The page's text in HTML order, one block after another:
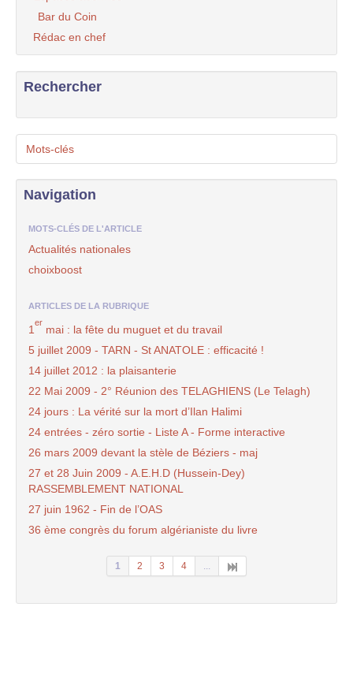
Bar du Coin
Rédac en chef
Rechercher
Mots-clés
Navigation
MOTS-CLÉS DE L'ARTICLE
Actualités nationales
choixboost
ARTICLES DE LA RUBRIQUE
1
er
mai : la fête du muguet et du travail
5 juillet 2009 - TARN - St ANATOLE : efficacité !
14 juillet 2012 : la plaisanterie
22 Mai 2009 - 2° Réunion des TELAGHIENS (Le Telagh)
24 jours : La vérité sur la mort d’Ilan Halimi
24 entrées - zéro sortie - Liste A - Forme interactive
26 mars 2009 devant la stèle de Béziers - maj
27 et 28 Juin 2009 - A.E.H.D (Hussein-Dey)
RASSEMBLEMENT NATIONAL
27 juin 1962 - Fin de l’OAS
36 ème congrès du forum algérianiste du livre
1 2 3 4